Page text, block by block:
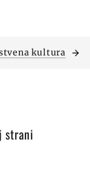
kultura
strani